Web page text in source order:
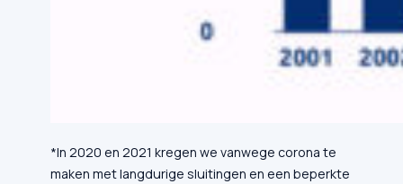
*In 2020 en 2021 kregen we vanwege corona te
maken met langdurige sluitingen en een beperkte